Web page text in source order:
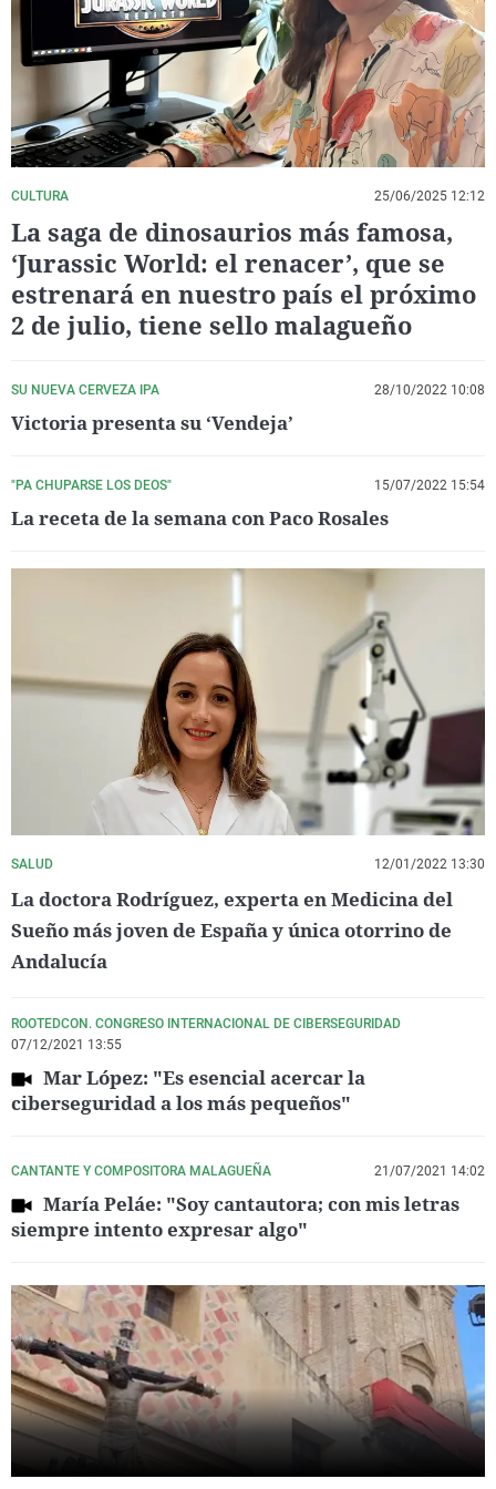
La rosa de los vientos
Gente viajera
Como el perro y el
Caso
Retornados
Equipo de
Operación Viuda
Extremadura
Galicia
La Rioja
Navarra
País Vasco
Virales
Televisión
Elecciones
CULTURA 25/06/2025 12:12
La saga de dinosaurios más famosa,
‘Jurassic World: el renacer’, que se
estrenará en nuestro país el próximo
2 de julio, tiene sello malagueño
SU NUEVA CERVEZA IPA 28/10/2022 10:08
Victoria presenta su ‘Vendeja’
"PA CHUPARSE LOS DEOS" 15/07/2022 15:54
La receta de la semana con Paco Rosales
SALUD 12/01/2022 13:30
La doctora Rodríguez, experta en Medicina del
Sueño más joven de España y única otorrino de
Andalucía
ROOTEDCON. CONGRESO INTERNACIONAL DE CIBERSEGURIDAD
07/12/2021 13:55
Mar López: "Es esencial acercar la
ciberseguridad a los más pequeños"
CANTANTE Y COMPOSITORA MALAGUEÑA 21/07/2021 14:02
María Peláe: "Soy cantautora; con mis letras
siempre intento expresar algo"